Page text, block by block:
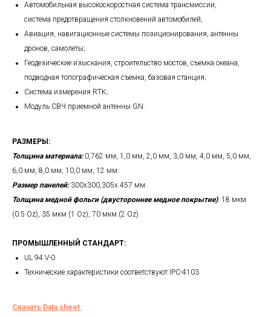
Автомобильная высокоскоростная система трансмиссии,
система предотвращения столкновений автомобилей;
Авиация, навигационные системы позиционирования, антенны
дронов, самолеты;
Геодезические изыскания, строительство мостов, съемка океана,
подводная топографическая съемка, базовая станция;
Система измерения RTK;
Модуль СВЧ приемной антенны GN.
РАЗМЕРЫ:
Толщина материала: 0,762 мм, 1,0 мм, 2,0 мм, 3,0 мм, 4,0 мм, 5,0 мм,
6,0 мм, 8,0 мм, 10,0 мм, 12 мм.
Размер панелей:300х300,305х 457 мм.
Толщина медной фольги (двустороннее медное покрытие): 18 мкм
(0.5 Oz), 35 мкм (1 Oz), 70 мкм (2 Oz).
ПРОМЫШЛЕННЫЙ СТАНДАРТ:
UL 94 V-0
Технические характеристики соответствуют IPC-4103
Скачать Data sheet